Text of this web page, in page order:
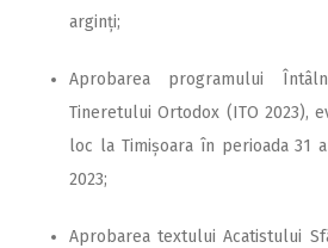
arginți;
Aprobarea programului
Tineretului Ortodox (ITO 2023),
loc la Timișoara în perioada 31
2023;
Aprobarea textului Acatistului